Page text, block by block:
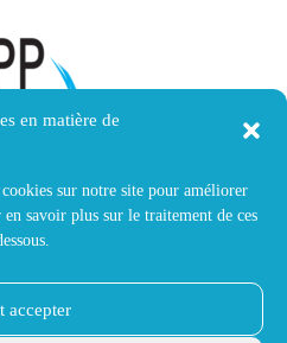
en matière de
sur notre site pour améliorer
savoir plus sur le traitement de ces
accepter
us
Jeux